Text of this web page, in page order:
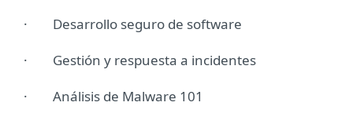
· Desarrollo seguro de software
· Gestión y respuesta a incidentes
· Análisis de Malware 101